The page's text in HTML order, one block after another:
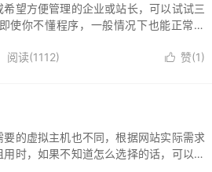
望方便管理的企业或站长，可以试试三
使你不懂程序，一般情况下也能正常使
阅读(1112)  赞(1)
的虚拟主机也不同，根据网站实际需求
时，如果不知道怎么选择的话，可以看